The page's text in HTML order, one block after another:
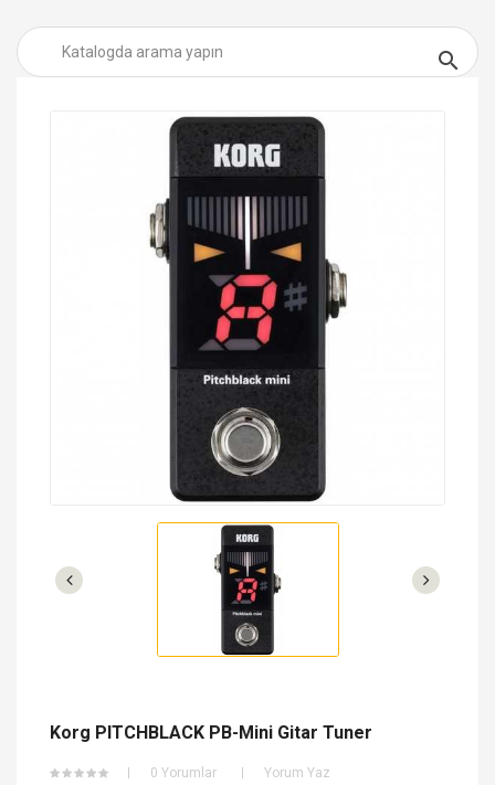

Korg PITCHBLACK PB-Mini Gitar Tuner
0 Yorumlar Yorum Yaz